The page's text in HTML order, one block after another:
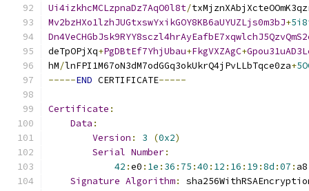
Ui4izkhcMCLzpnaDz7AqO0l8t/
Mv2bzHXo1lzhJUGtxswYxikGOY8KB6aUYUZLjs0m3bJ+
deTpOPjXq+PgDBtEf7YhjUbau+FkgVXZAgC+
hM/lnFPI1M67oN3dM7odGGq3okUkrQ4jPvLLbTqce0za+
-----END CERTIFICATE-----
Certificate :
Data :
Version : 3 (0x2)
Serial Number:
42 :e0 : 1e : 36 : 75 :40 : 12 : 16 : 19 :8d :07 : a8
Signature Algorithm: